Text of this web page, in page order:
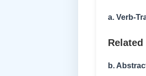
a. Verb-
Related
b.